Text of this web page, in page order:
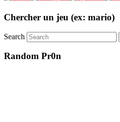
Chercher un jeu (ex: mario)
Search
Random Pr0n